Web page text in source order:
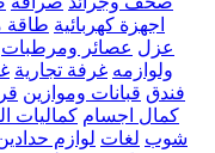
اجهزة كهربائية طاقة
عزل عصائر ومرطبات
ولوازمه غرفة تجارية
فندق قبانات وموازين
كمال اجسام كماليات
شوب لغات لوازم